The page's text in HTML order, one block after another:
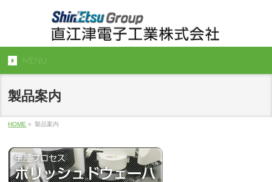
MENU
製品案内
HOME » 製品案内